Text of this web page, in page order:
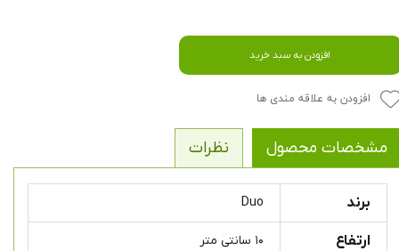
افزودن به سبد خرید
افزودن به علاقه مندی ها
مشخصات محصول نظرات
برند Duo
ارتفاع ۱۰ سانتی متر